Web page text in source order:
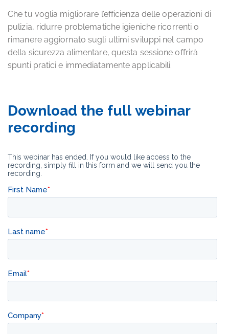
Che tu voglia migliorare l’efficienza delle operazioni di
pulizia, ridurre problematiche igieniche ricorrenti o
rimanere aggiornato sugli ultimi sviluppi nel campo
della sicurezza alimentare, questa sessione offrirà
spunti pratici e immediatamente applicabili.